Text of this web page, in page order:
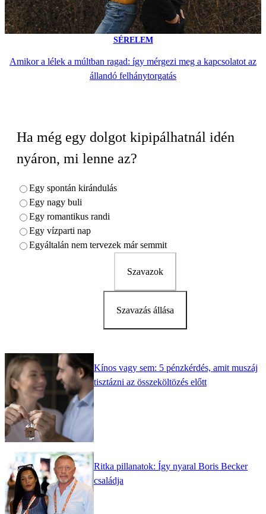
SÉRELEM
Amikor a lélek a múltban ragad: így mérgezi meg a kapcsolatot az
állandó felhánytorgatás
Ha még egy dolgot kipipálhatnál idén
nyáron, mi lenne az?
Egy spontán kirándulás
Egy nagy buli
Egy romantikus randi
Egy vízparti nap
Egyáltalán nem tervezek már semmit
Szavazok
Szavazás állása
Kínos vagy sem: 5 pénzkérdés, amit muszáj
tisztázni az összeköltözés előtt
Ritka pillanatok: Így nyaral Boris Becker
családja